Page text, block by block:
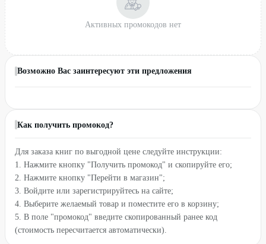
Активных промокодов нет
Возможно Вас заинтересуют эти предложения
Как получить промокод?
Для заказа книг по выгодной цене следуйте инструкции:
1. Нажмите кнопку "Получить промокод" и скопируйте его;
2. Нажмите кнопку "Перейти в магазин";
3. Войдите или зарегистрируйтесь на сайте;
4. Выберите желаемый товар и поместите его в корзину;
5. В поле "промокод" введите скопированный ранее код
(стоимость пересчитается автоматически).